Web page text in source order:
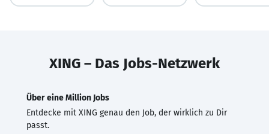
XING – Das Jobs-Netzwerk
Über eine Million Jobs
Entdecke mit XING genau den Job, der wirklich zu Dir
passt.